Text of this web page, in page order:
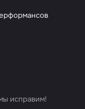
исправим!